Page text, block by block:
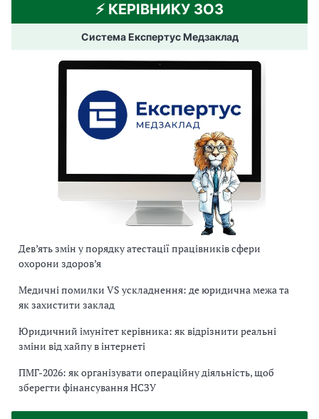
⚡️ КЕРІВНИКУ ЗОЗ
Система Експертус Медзаклад
Дев’ять змін у порядку атестації працівників сфери
охорони здоров’я
Медичні помилки VS ускладнення: де юридична межа та
як захистити заклад
Юридичний імунітет керівника: як відрізнити реальні
зміни від хайпу в інтернеті
ПМГ-2026: як організувати операційну діяльність, щоб
зберегти фінансування НСЗУ